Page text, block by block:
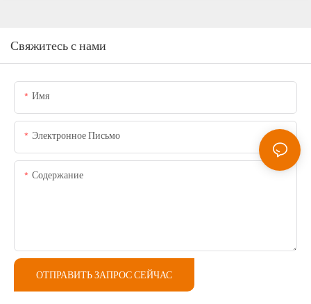
Свяжитесь с нами
Имя
Электронное Письмо
Содержание
ОТПРАВИТЬ ЗАПРОС СЕЙЧАС